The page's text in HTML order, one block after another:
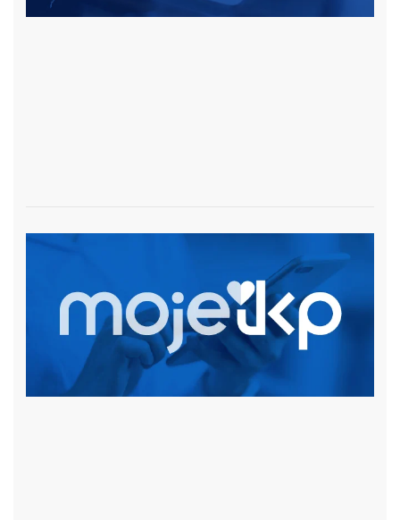
czytaj więcej
czytaj więcej